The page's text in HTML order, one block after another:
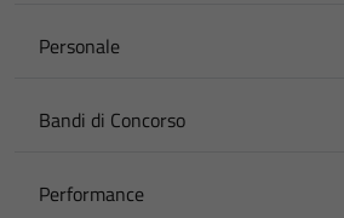
Personale
Bandi di Concorso
Performance